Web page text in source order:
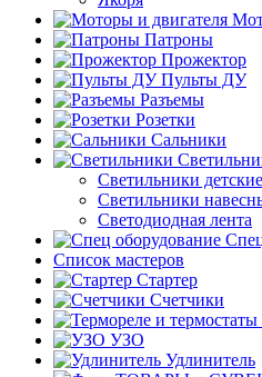
Патроны
Прожектор
Пульты ДУ
Разъемы
Розетки
Сальники
Светильники детские
Светильники
Светодиодная лента
Список мастеров
Стартер
Счетчики
УЗО
Удлинитель